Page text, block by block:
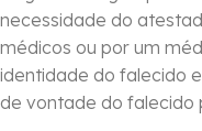
necessidade do
médicos ou por um
identidade do falecido
de vontade do falecido